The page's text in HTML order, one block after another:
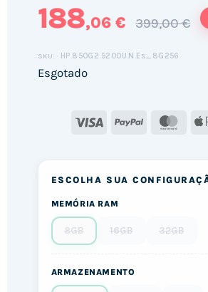
188,06 € 399,00 €
SKU: HP.850G2.5200U.N.Es_8G256
Esgotado
Visa PayPal
ESCOLHA SUA
MEMÓRIA RAM
8GB 16GB 32GB
ARMAZENAMENTO